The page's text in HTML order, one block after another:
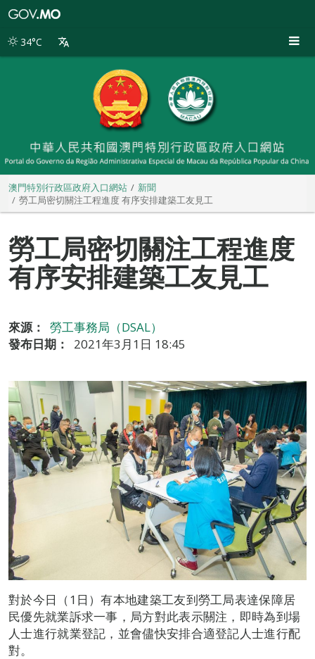
別
34°C
澳門特別行政區政府入口網站
新聞
勞工局密切關注工程進度 有序安排建築工友見工
勞工局密切關注工程進度
有序安排建築工友見工
來源：
勞工事務局（DSAL）
發布日期：
2021年3月1日 18:45
對於今日（1日）有本地建築工友到勞工局表達保障居
民優先就業訴求一事，局方對此表示關注，即時為到場
人士進行就業登記，並會儘快安排合適登記人士進行配
對。